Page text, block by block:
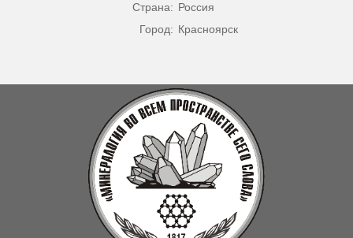
Страна: Россия
Город: Красноярск